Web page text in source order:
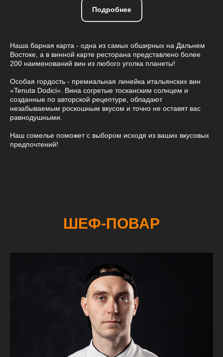
Подробнее
Наша барная карта - одна из самых обширных на Дальнем
Востоке, а в винной карте ресторана представлено более
200 наименований вин из любого уголка планеты!
Особая гордость - премиальная линейка итальянских вин
«Tenuta Dodici». Вина согретые тосканским солнцем и
созданные по авторской рецептуре, обладают
незабываемым роскошным вкусом и точно не оставят вас
равнодушными.
Наш сомелье поможет с выбором исходя из ваших вкусовых
предпочтений!
ШЕФ-ПОВАР